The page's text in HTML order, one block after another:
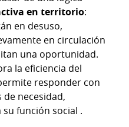
en territorio:
en desuso,
en circulación
una oportunidad.
la eficiencia del
responder con
necesidad,
función social .